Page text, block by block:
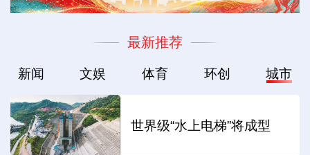
最新推荐
新闻 文娱 体育 环创 城市
世界级“水上电梯”将成型